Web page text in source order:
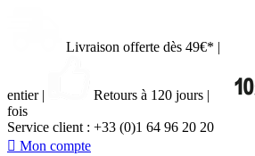
Livraison offerte dès 49€* |
entier | Retours à 120 jours |
fois
Service client : +33 (0)1 64 96 20 20
 Mon compte